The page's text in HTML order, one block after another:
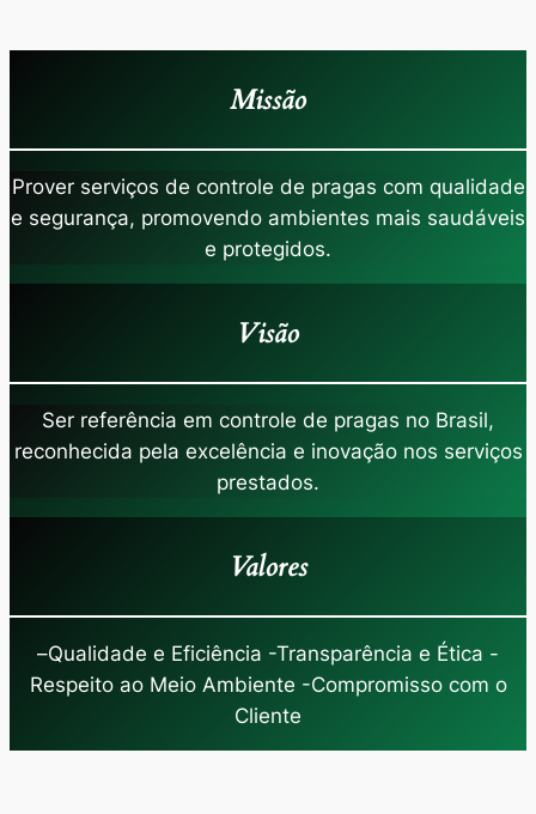
Missão
Prover serviços de controle de pragas com qualidade
e segurança, promovendo ambientes mais saudáveis
e protegidos.
Visão
Ser referência em controle de pragas no Brasil,
reconhecida pela excelência e inovação nos serviços
prestados.
Valores
–Qualidade e Eficiência -Transparência e Ética -
Respeito ao Meio Ambiente -Compromisso com o
Cliente